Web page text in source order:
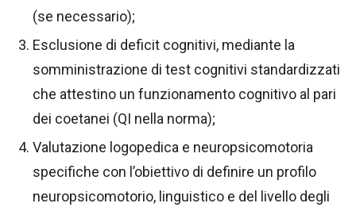
(se necessario);
Esclusione di deficit cognitivi, mediante la
somministrazione di test cognitivi standardizzati
che attestino un funzionamento cognitivo al pari
dei coetanei (QI nella norma);
Valutazione logopedica e neuropsicomotoria
specifiche con l’obiettivo di definire un profilo
neuropsicomotorio, linguistico e del livello degli